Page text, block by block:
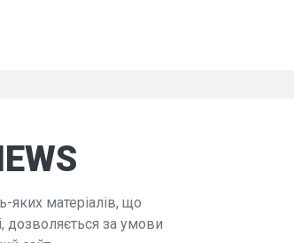
яких матеріалів, що
дозволяється за умови